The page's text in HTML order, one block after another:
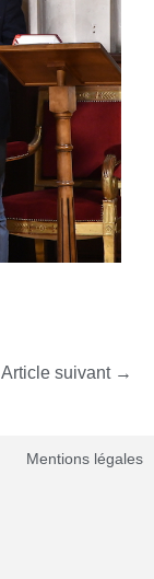
Article suivant →
Mentions légales